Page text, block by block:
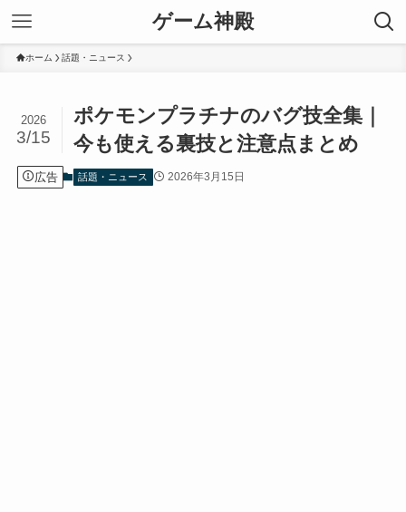
ゲーム神殿
ホーム 話題・ニュース
ポケモンプラチナのバグ技全集｜
今も使える裏技と注意点まとめ
2026
3/15
広告 話題・ニュース 2026年3月15日